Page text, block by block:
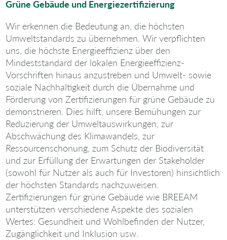
Grüne Gebäude und Energiezertifizierung
Wir erkennen die Bedeutung an, die höchsten
Umweltstandards zu übernehmen. Wir verpflichten
uns, die höchste Energieeffizienz über den
Mindeststandard der lokalen Energieeffizienz-
Vorschriften hinaus anzustreben und Umwelt- sowie
soziale Nachhaltigkeit durch die Übernahme und
Förderung von Zertifizierungen für grüne Gebäude zu
demonstrieren. Dies hilft, unsere Bemühungen zur
Reduzierung der Umweltauswirkungen, zur
Abschwächung des Klimawandels, zur
Ressourcenschonung, zum Schutz der Biodiversität
und zur Erfüllung der Erwartungen der Stakeholder
(sowohl für Nutzer als auch für Investoren) hinsichtlich
der höchsten Standards nachzuweisen.
Zertifizierungen für grüne Gebäude wie BREEAM
unterstützen verschiedene Aspekte des sozialen
Wertes: Gesundheit und Wohlbefinden der Nutzer,
Zugänglichkeit und Inklusion usw.